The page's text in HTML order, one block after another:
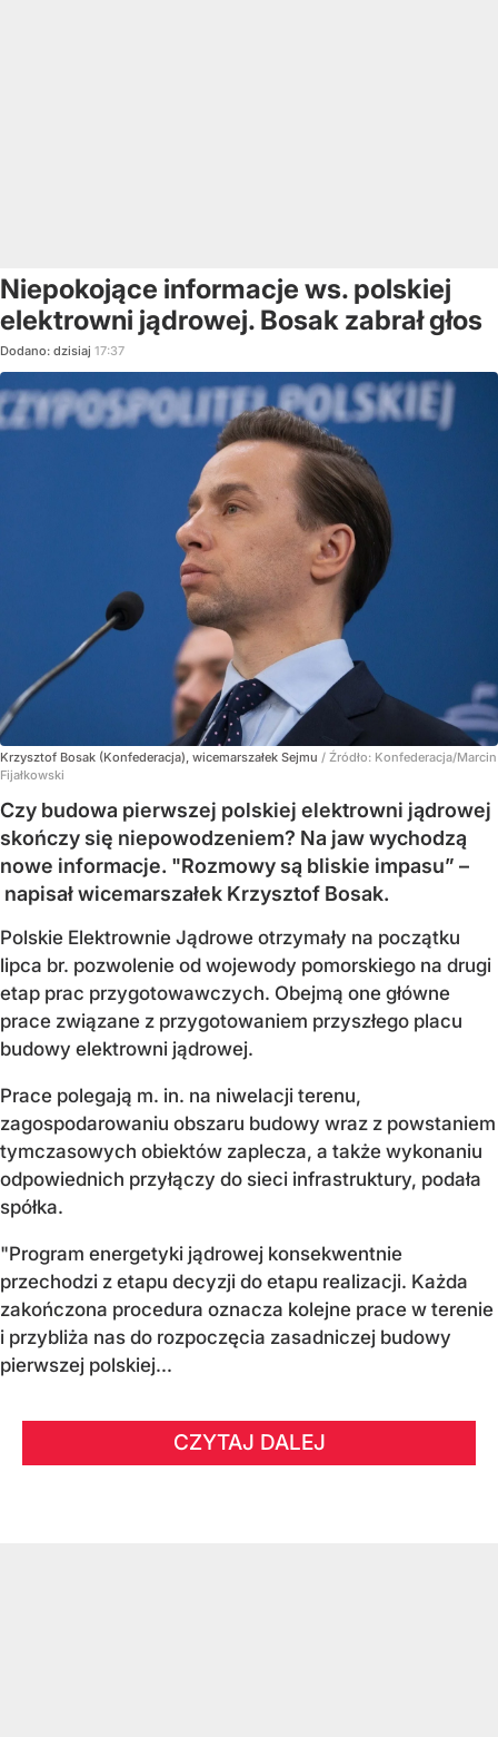
Niepokojące informacje ws. polskiej
elektrowni jądrowej. Bosak zabrał głos
Dodano: dzisiaj 17:37
Krzysztof Bosak (Konfederacja), wicemarszałek Sejmu / Źródło: Konfederacja/Marcin
Fijałkowski
Czy budowa pierwszej polskiej elektrowni jądrowej
skończy się niepowodzeniem? Na jaw wychodzą
nowe informacje. "Rozmowy są bliskie impasu” –
napisał wicemarszałek Krzysztof Bosak.
Polskie Elektrownie Jądrowe otrzymały na początku
lipca br. pozwolenie od wojewody pomorskiego na drugi
etap prac przygotowawczych. Obejmą one główne
prace związane z przygotowaniem przyszłego placu
budowy elektrowni jądrowej.
Prace polegają m. in. na niwelacji terenu,
zagospodarowaniu obszaru budowy wraz z powstaniem
tymczasowych obiektów zaplecza, a także wykonaniu
odpowiednich przyłączy do sieci infrastruktury, podała
spółka.
"Program energetyki jądrowej konsekwentnie
przechodzi z etapu decyzji do etapu realizacji. Każda
zakończona procedura oznacza kolejne prace w terenie
i przybliża nas do rozpoczęcia zasadniczej budowy
pierwszej polskiej...
CZYTAJ DALEJ